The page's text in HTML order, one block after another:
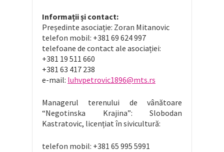
Informații și contact:
Președinte asociație: Zoran Mitanovic
telefon mobil: +381 69 624 997
telefoane de contact ale asociației:
+381 19 511 660
+381 63 417 238
e-mail: luhvpetrovic1896@mts.rs
Managerul terenului de vânătoare
“Negotinska Krajina”: Slobodan
Kastratovic, licențiat în sivicultură:
telefon mobil: +381 65 995 5991